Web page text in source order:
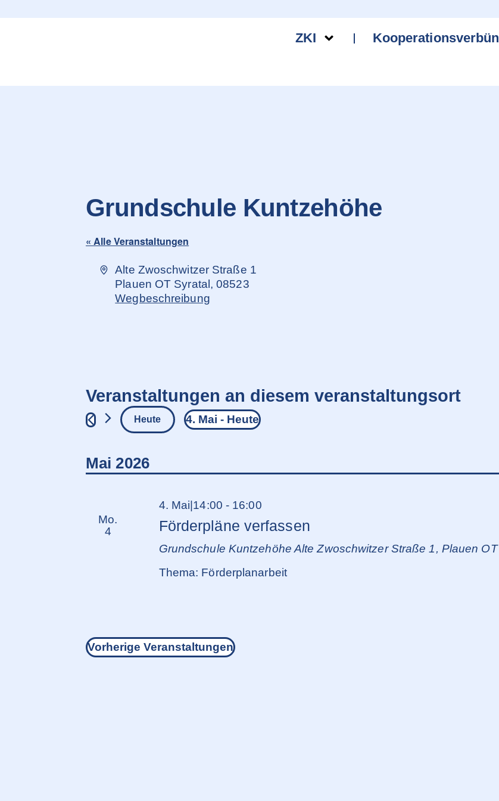
ZKI
Grundschule Kuntzehöhe
« Alle Veranstaltungen
Adresse
Alte Zwoschwitzer Straße 1
Plauen OT Syratal , 08523
Wegbeschreibung
Veranstaltungen an diesem veranstaltungsort
Heute 4. Mai - Heute
Mai 2026
Mo.
4
Förderpläne verfassen
4. Mai|14:00 - 16:00
Grundschule KuntzehöheAlte Zwoschwitzer Straße 1, Plauen
Thema: Förderplanarbeit
Vorherige Veranstaltungen